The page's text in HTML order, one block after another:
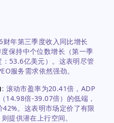
财年第三季度收入同比增长
保持中个位数增长（第一季
53.6亿美元）。这表明尽管
服务需求依然强劲。
: 滚动市盈率为20.41倍，ADP
14.98倍-39.07倍）的低端，
。这表明市场定价了有限
提供潜在上行空间。